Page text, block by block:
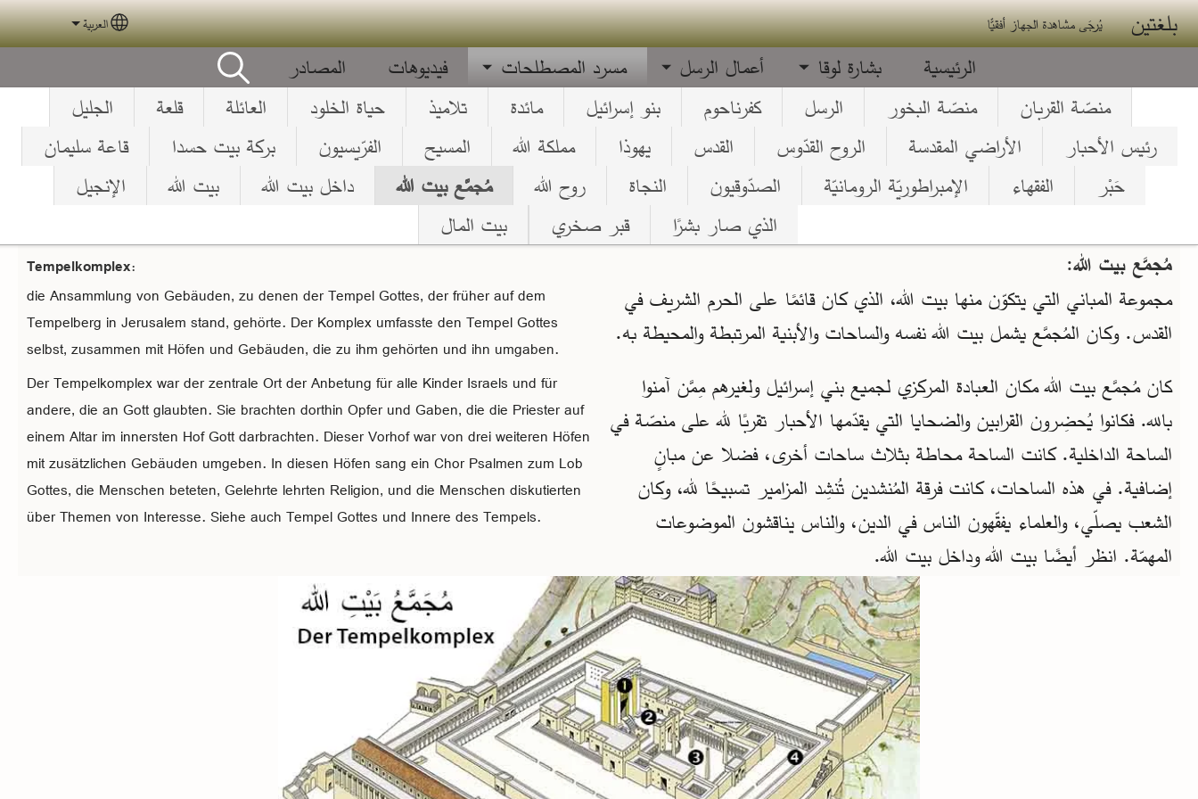
تجاوز إلى المحتوى الرئيسي
بلغتين يُرجَى مشاهدة الجهاز أفقيًّا your language
العربية
الرئيسية بشارة لوقا أعمال الرسل
مسرد المصطلحات
منصّة القربان
منصّة البخور الرسل كفرناحوم بنو إسرائيل مائدة تلاميذ حياة الخلود العائلة قلعة
الجليل
رئيس الأحبار
الأراضي المقدسة الروح القدّوس القدس يهوذا مملكة الله المسيح الفرّيسيون بركة بيت حسدا
قاعة سليمان
حَبْر
الفقهاء الإمبراطوريّة الرومانيّة الصدّوقيون النجاة روح الله مُجمَّع بيت الله داخل بيت الله بيت الله
الإنجيل
الذي صار بشرًا
قبر صخري بيت المال
فيديوهات المصادر
مُجمَّع بيت الله:
مجموعة المباني التي يتكوّن منها بيت الله، الذي كان قائمًا على الحرم الشريف في
القدس. وكان المُجمَّع يشمل بيت الله نفسه والساحات والأبنية المرتبطة والمحيطة به.
Tempelkomplex:
die Ansammlung von Gebäuden, zu denen der Tempel Gottes, der früher auf dem
Tempelberg in Jerusalem stand, gehörte. Der Komplex umfasste den Tempel Gottes
selbst, zusammen mit Höfen und Gebäuden, die zu ihm gehörten und ihn umgaben.
كان مُجمَّع بيت الله مكان العبادة المركزي لجميع بني إسرائيل ولغيرهم مِمَّن آمنوا
بالله. فكانوا يُحضِرون القرابين والضحايا التي يقدّمها الأحبار تقربًا لله على منصّة في
الساحة الداخلية. كانت الساحة محاطة بثلاث ساحات أخرى، فضلا عن مبانٍ
إضافية. في هذه الساحات، كانت فرقة المُنشدين تُنشِد المزامير تسبيحًا لله، وكان
الشعب يصلّي، والعلماء يفقّهون الناس في الدين، والناس يناقشون الموضوعات
المهمّة. انظر أيضًا بيت الله وداخل بيت الله.
Der Tempelkomplex war der zentrale Ort der Anbetung für alle Kinder Israels und für
andere, die an Gott glaubten. Sie brachten dorthin Opfer und Gaben, die die Priester auf
einem Altar im innersten Hof Gott darbrachten. Dieser Vorhof war von drei weiteren Höfen
mit zusätzlichen Gebäuden umgeben. In diesen Höfen sang ein Chor Psalmen zum Lob
Gottes, die Menschen beteten, Gelehrte lehrten Religion, und die Menschen diskutierten
über Themen von Interesse. Siehe auch Tempel Gottes und Innere des Tempels.